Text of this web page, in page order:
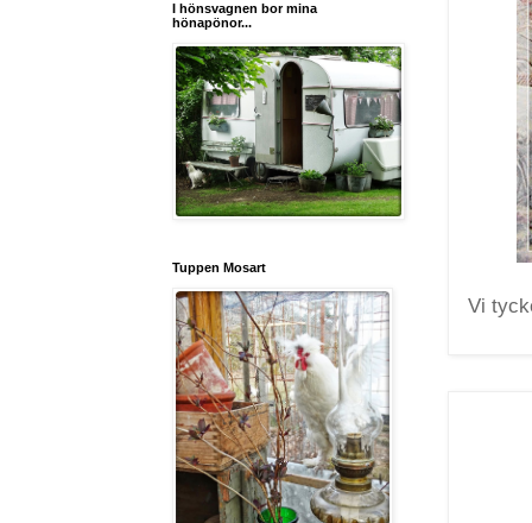
Vi
I hönsvagnen bor mina
hönapönor...
Tuppen Mosart